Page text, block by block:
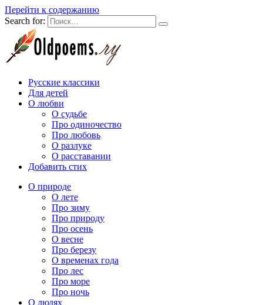
Перейти к содержанию
Search for:
Русские классики
Для детей
О любви
О судьбе
Про одиночество
Про любовь
О разлуке
О расставании
Добавить стих
О природе
О лете
Про зиму
Про природу
Про осень
О весне
Про березу
О временах года
Про лес
Про море
Про ночь
О людях